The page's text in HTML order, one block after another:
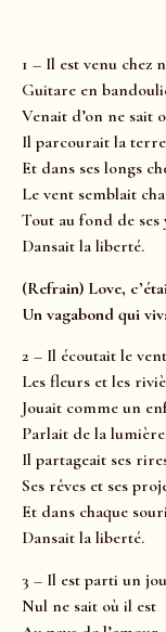
1 – Il est venu chez
Guitare en
Venait d’on ne sait
Il parcourait la terre
Et dans ses longs
Le vent semblait
Tout au fond de ses
Dansait la liberté.
(Refrain) Love,
Un vagabond qui
2 – Il écoutait le vent
Les fleurs et les
Jouait comme un
Parlait de la lumière
Il partageait ses
Ses rêves et ses
Et dans chaque
Dansait la liberté.
3 – Il est parti un
Nul ne sait où il est